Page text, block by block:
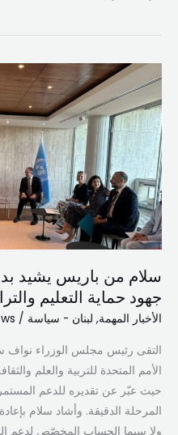
سلام من باريس يشيد
جهود حماية التعليم
الأخبار المهمة, لبنان - سياسة /
التقى رئيس مجلس الوزراء نواف
حيث عبّر عن تقديره للدعم
المرحلة الدقيقة. وأشاد سلام
ولا سيما الحساب المخصّص لدعم
سلام
باريس
يشيد
بدعم
اليونسكو
للبنان
ويثمّن
جهود
التعليم
والتراث